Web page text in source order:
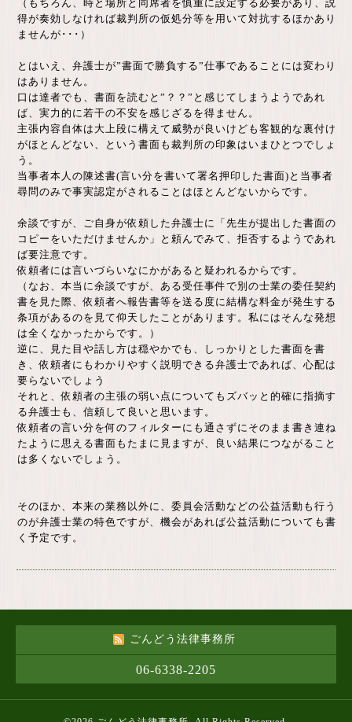
（もちろん、時と場所と同席者を慎重に設定する必要があり、説
得が奏効しなければ裁判所の仮処分等を用いて対抗するほかあり
ませんが･･･）
とはいえ、弁護士が”書面で勝負する”仕事であることには変わり
はありません。
口は達者でも、書面を読むと”？？”と感じてしまうようであれ
ば、実力的に若干の不安を感じざるを得ません。
主張内容自体は大上段に構えて威勢が良いけども客観的な裏付け
がほとんどない、という書面も裁判所の印象はいまひとつでしょ
う。
当事者本人の陳述書(言い分を書いて署名押印した書面)と当事者
尋問のみで事実認定がされることはほとんどないからです。
余談ですが、ご自身が依頼した弁護士に「先生が提出した書面の
コピーをいただけませんか」と頼んでみて、拒否するようであれ
ば要注意です。
依頼者には言いづらいなにかがあると疑われるからです。
（なお、本当に余談ですが、ある受任事件で別の士業の委任契約
書を見た際、依頼者へ報告書等を送る度に結構な料金が発生する
条項があるのを見て仰天したことがあります。私にはそんな発想
は全くなかったからです。）
逆に、見た目や話し方は穏やかでも、しっかりとした書面を書
き、依頼者にもわかりやすく説明できる弁護士であれば、心配は
要らないでしょう
それと、依頼者の主張の弱い点についてもズバッと的確に指摘す
る弁護士も、信頼して良いと思います。
依頼者の言い分を何のフィルターにも通さずにそのまま書き連ね
たように思える書面もたまに見ますが、良い結果につながること
は多くないでしょう。
そのほか、本来の業務以外に、委員会活動などの公益活動も行う
のが弁護士業の特色ですが、機会があれば公益活動についても書
く予定です。
ごんどう法律事務所
06-6338-2205